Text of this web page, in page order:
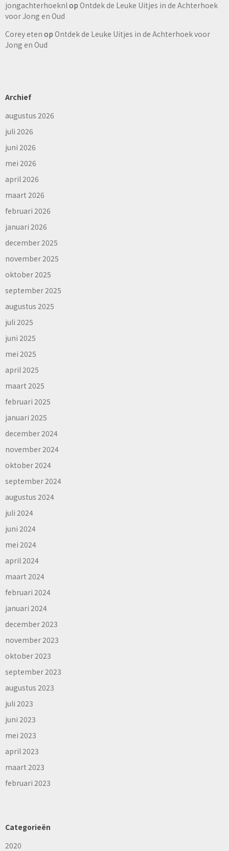
jongachterhoeknl op Ontdek de Leuke Uitjes in de Achterhoek
voor Jong en Oud
Corey eten op Ontdek de Leuke Uitjes in de Achterhoek voor
Jong en Oud
Archief
augustus 2026
juli 2026
juni 2026
mei 2026
april 2026
maart 2026
februari 2026
januari 2026
december 2025
november 2025
oktober 2025
september 2025
augustus 2025
juli 2025
juni 2025
mei 2025
april 2025
maart 2025
februari 2025
januari 2025
december 2024
november 2024
oktober 2024
september 2024
augustus 2024
juli 2024
juni 2024
mei 2024
april 2024
maart 2024
februari 2024
januari 2024
december 2023
november 2023
oktober 2023
september 2023
augustus 2023
juli 2023
juni 2023
mei 2023
april 2023
maart 2023
februari 2023
Categorieën
2020